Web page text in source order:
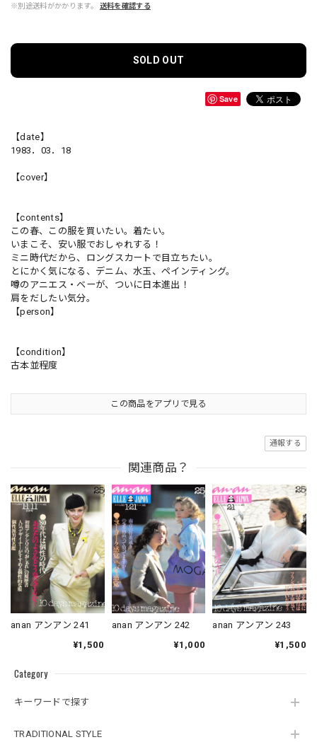
Category
キーワードで探す
TRADITIONAL STYLE
※別途送料がかかります。 送料を確認する
SOLD OUT
Save
【date】
1983．03．18
【cover】
【contents】
この春、この服を買いたい。着たい。
いまこそ、安い服でおしゃれする！
ミニ時代だから、ロングスカートで目立ちたい。
とにかく気になる、デニム、水玉、ペインティング。
噂のアニエス・ベーが、ついに日本進出！
肩をだしたい気分。
【person】
【condition】
古本並程度
この商品をアプリで見る
通報する
関連商品？
anan アンアン 241
¥1,500
anan アンアン 242
¥1,000
anan アンアン 243
¥1,500